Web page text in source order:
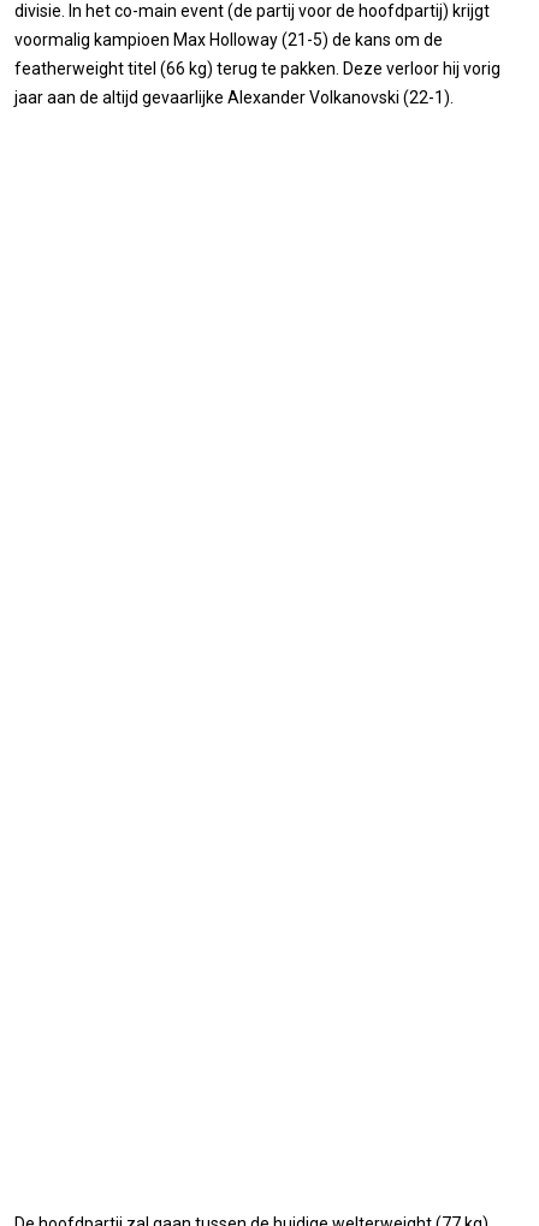
divisie. In het co-main event (de partij voor de hoofdpartij) krijgt
voormalig kampioen Max Holloway (21-5) de kans om de
featherweight titel (66 kg) terug te pakken. Deze verloor hij vorig
jaar aan de altijd gevaarlijke Alexander Volkanovski (22-1).